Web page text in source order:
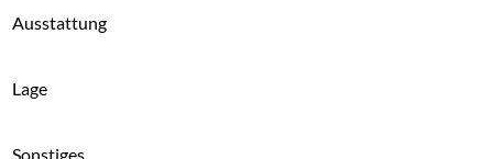
Ausstattung
Lage
Sonstiges